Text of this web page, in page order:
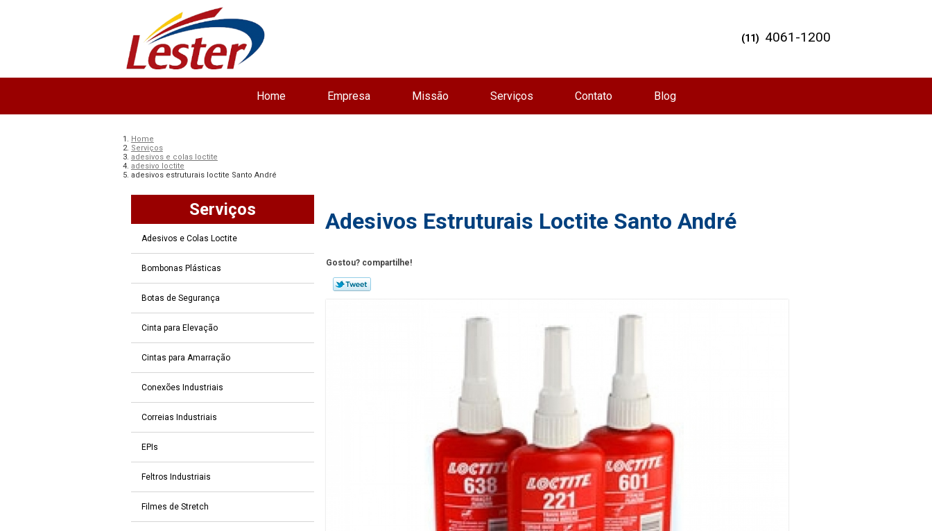
Home Empresa Missão Serviços Contato Blog
(11) 4061-1200
Home
Serviços
adesivos e colas loctite
adesivo loctite
adesivos estruturais loctite Santo André
Serviços
Adesivos e Colas Loctite
Bombonas Plásticas
Botas de Segurança
Cinta para Elevação
Cintas para Amarração
Conexões Industriais
Correias Industriais
EPIs
Feltros Industriais
Filmes de Stretch
Adesivos Estruturais Loctite Santo André
Gostou? compartilhe!